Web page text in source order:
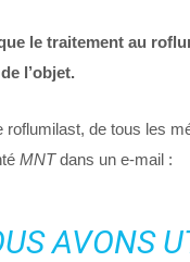
le traitement au
l’objet.
roflumilast, de tous les
MNTdans un e-mail :
AVONS